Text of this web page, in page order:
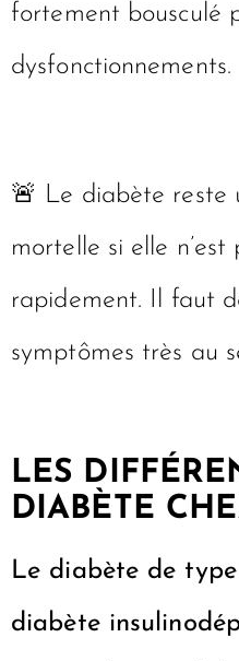
fortement bousculé
dysfonctionnements.
🚨 Le diabète reste
mortelle si elle
rapidement. Il faut
symptômes très au
LES
DIABÈTE
Le diabète de
diabète